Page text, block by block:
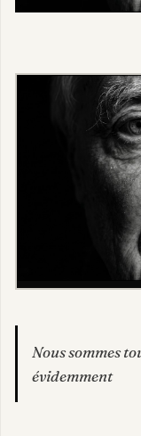
Nous sommes
évidemment